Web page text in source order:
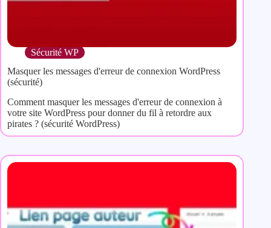
Sécurité WP
Masquer les messages d'erreur de connexion WordPress
(sécurité)
Comment masquer les messages d'erreur de connexion à
votre site WordPress pour donner du fil à retordre aux
pirates ? (sécurité WordPress)